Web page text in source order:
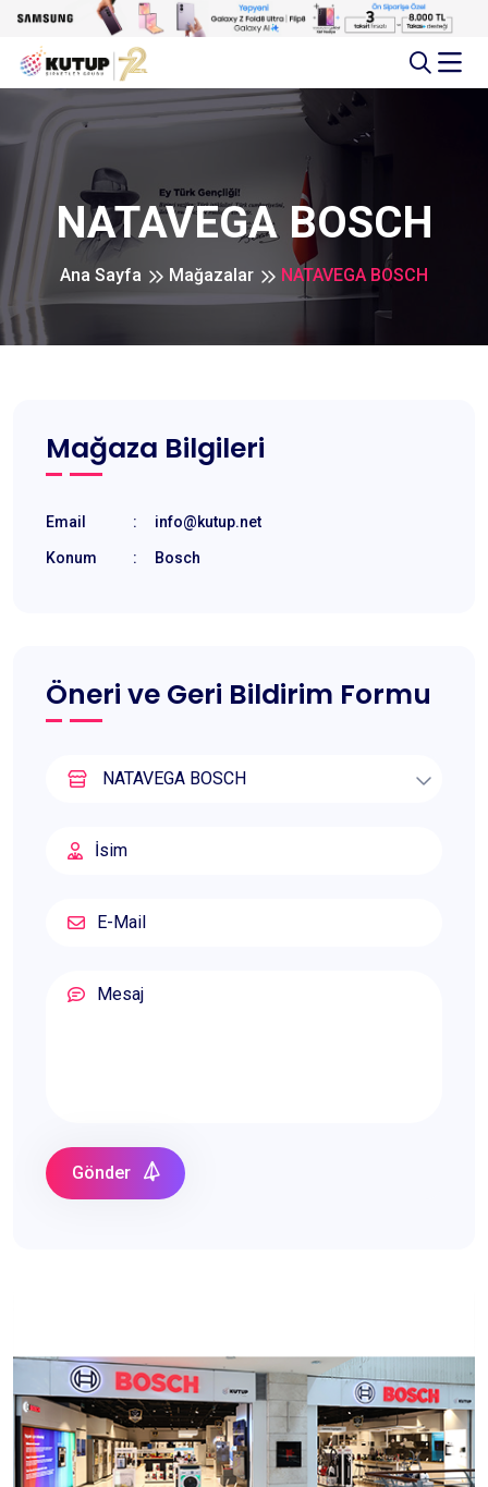
NATAVEGA BOSCH
Ana Sayfa Mağazalar NATAVEGA BOSCH
Mağaza Bilgileri
Email : info@kutup.net
Konum : Bosch
Öneri ve Geri Bildirim Formu
Gönder